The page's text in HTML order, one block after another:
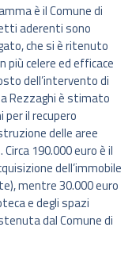
è il Comune di
aderenti sono
che si è ritenuto
più celere ed efficace
dell’intervento di
Rezzaghi è stimato
per il recupero
delle aree
190.000 euro è il
dell’immobile
mentre 30.000 euro
e degli spazi
dal Comune di